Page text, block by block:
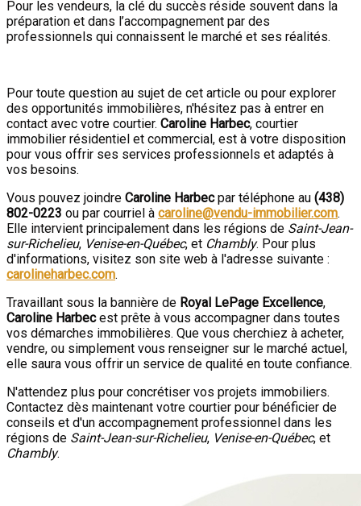
Pour les vendeurs, la clé du succès réside souvent dans la
préparation et dans l’accompagnement par des
professionnels qui connaissent le marché et ses réalités.
Pour toute question au sujet de cet article ou pour explorer
des opportunités immobilières, n'hésitez pas à entrer en
contact avec votre courtier. Caroline Harbec, courtier
immobilier résidentiel et commercial, est à votre disposition
pour vous offrir ses services professionnels et adaptés à
vos besoins.
Vous pouvez joindre Caroline Harbecpar téléphone au (438)
802-0223 ou par courriel à caroline@vendu-immobilier.com.
Elle intervient principalement dans les régions de Saint-Jean-
sur-Richelieu, Venise-en-Québec, et Chambly. Pour plus
d'informations, visitez son site web à l'adresse suivante :
carolineharbec.com.
Travaillant sous la bannière de Royal LePage Excellence,
Caroline Harbecest prête à vous accompagner dans toutes
vos démarches immobilières. Que vous cherchiez à acheter,
vendre, ou simplement vous renseigner sur le marché actuel,
elle saura vous offrir un service de qualité en toute confiance.
N'attendez plus pour concrétiser vos projets immobiliers.
Contactez dès maintenant votre courtier pour bénéficier de
conseils et d'un accompagnement professionnel dans les
régions de Saint-Jean-sur-Richelieu, Venise-en-Québec, et
Chambly.